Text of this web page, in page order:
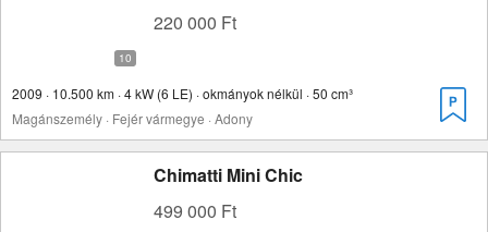
220 000 Ft
2009 · 10.500 km · 4 kW (6 LE) · okmányok nélkül · 50 cm³
Magánszemély · Fejér vármegye · Adony
Chimatti Mini Chic
499 000 Ft